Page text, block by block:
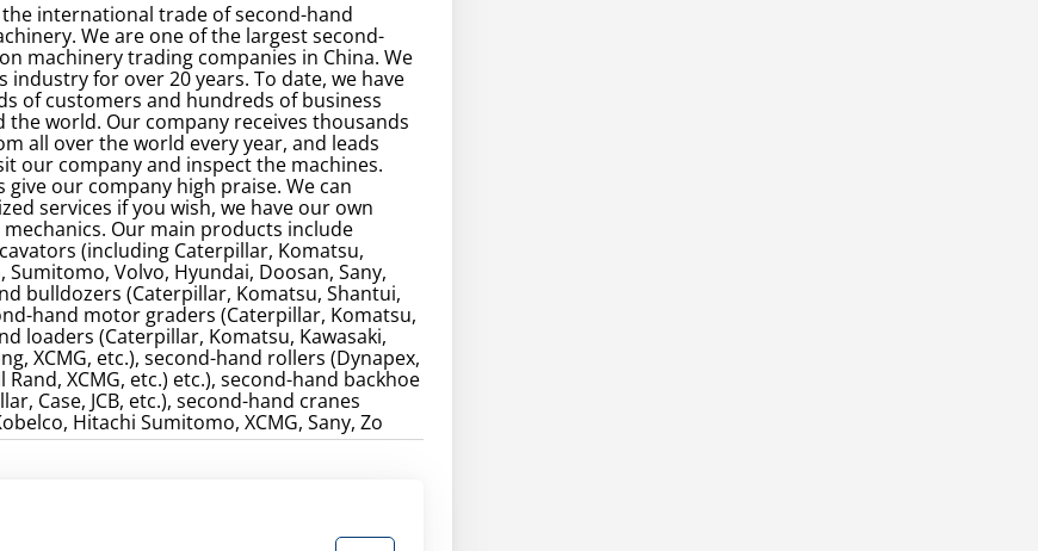
the international trade of second-hand
We are one of the largest second-
machinery trading companies in China. We
industry for over 20 years. To date, we have
of customers and hundreds of business
world. Our company receives thousands
all over the world every year, and leads
our company and inspect the machines.
give our company high praise. We can
services if you wish, we have our own
Our main products include
(including Caterpillar, Komatsu,
Sumitomo, Volvo, Hyundai, Doosan, Sany,
bulldozers (Caterpillar, Komatsu, Shantui,
hand motor graders (Caterpillar, Komatsu,
loaders (Caterpillar, Komatsu, Kawasaki,
XCMG, etc.), second-hand rollers (Dynapex,
Rand, XCMG, etc.) etc.), second-hand backhoe
Case, JCB, etc.), second-hand cranes
Hitachi Sumitomo, XCMG, Sany, Zo